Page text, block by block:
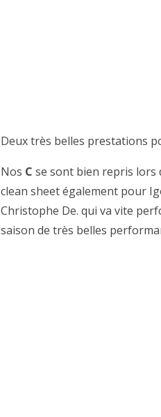
Deux très belles prestations
Nos C se sont bien repris lors
clean sheet également pour
Christophe De. qui va vite
saison de très belles